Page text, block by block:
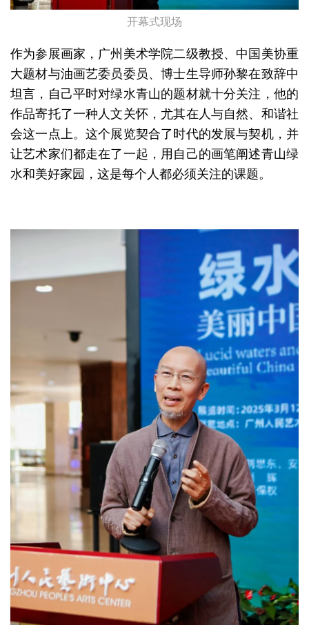
开幕式现场
作为参展画家，广州美术学院二级教授、中国美协重
大题材与油画艺委员委员、博士生导师孙黎在致辞中
坦言，自己平时对绿水青山的题材就十分关注，他的
作品寄托了一种人文关怀，尤其在人与自然、和谐社
会这一点上。这个展览契合了时代的发展与契机，并
让艺术家们都走在了一起，用自己的画笔阐述青山绿
水和美好家园，这是每个人都必须关注的课题。